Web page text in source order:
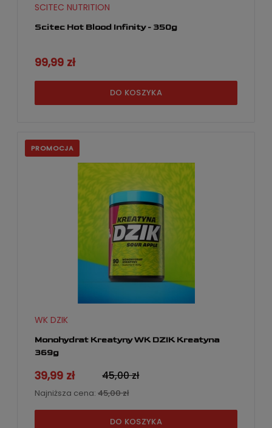
Scitec Hot Blood Infinity - 350g
SCITEC NUTRITION
99,99 zł
DO KOSZYKA
Monohydrat Kreatyny WK DZIK Kreatyna
369g
WK DZIK
39,99 zł 45,00 zł
Najniższa cena: 45,00 zł
DO KOSZYKA
PROMOCJA